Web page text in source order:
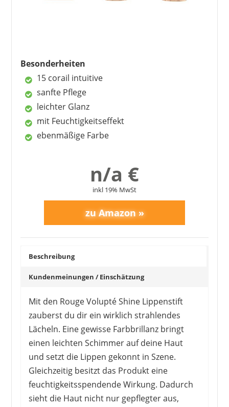
YVES SAINT LAURENT
34,91 €
Besonderheiten
15 corail intuitive
sanfte Pflege
leichter Glanz
mit Feuchtigkeitseffekt
ebenmäßige Farbe
n/a €
inkl 19% MwSt
Beschreibung
Kundenmeinungen / Einschätzung
Mit den Rouge Volupté Shine Lippenstift
zauberst du dir ein wirklich strahlendes
Lächeln. Eine gewisse Farbbrillanz bringt
einen leichten Schimmer auf deine Haut
und setzt die Lippen gekonnt in Szene.
Gleichzeitig besitzt das Produkt eine
feuchtigkeitsspendende Wirkung. Dadurch
sieht die Haut nicht nur gepflegter aus,